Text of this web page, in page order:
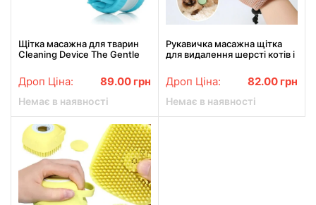
Щітка масажна для тварин
Cleaning Device The Gentle
Дроп Ціна: 89.00 грн
Немає в наявності
Рукавичка масажна щітка
для видалення шерсті котів і
подряпин XL-147
Дроп Ціна: 82.00 грн
Немає в наявності